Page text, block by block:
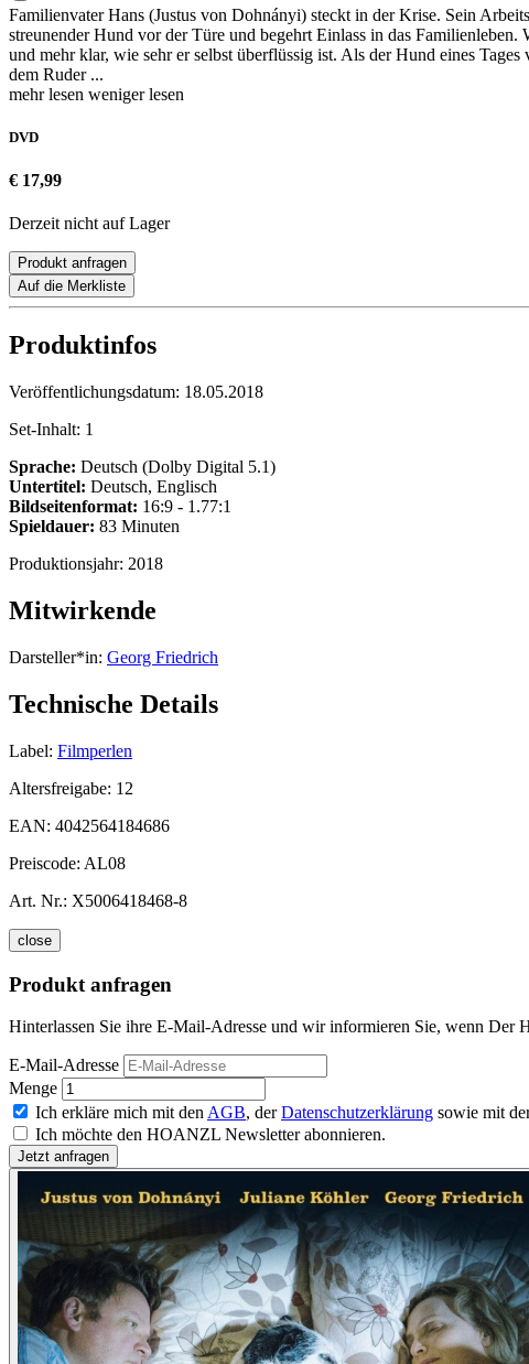
Familienvater Hans (Justus von Dohnányi) steckt in der Krise. Sein
streunender Hund vor der Türe und begehrt Einlass in das
und mehr klar, wie sehr er selbst überflüssig ist. Als der Hund eines
dem Ruder ...
mehr lesen weniger lesen
DVD
€ 17,99
Derzeit nicht auf Lager
Produkt anfragen
Auf die Merkliste
Produktinfos
Veröffentlichungsdatum: 18.05.2018
Set-Inhalt: 1
Sprache: Deutsch (Dolby Digital 5.1)
Untertitel: Deutsch, Englisch
Bildseitenformat: 16:9 - 1.77:1
Spieldauer: 83 Minuten
Produktionsjahr: 2018
Mitwirkende
Darsteller*in: Georg Friedrich
Technische Details
Label: Filmperlen
Altersfreigabe: 12
EAN: 4042564184686
Preiscode: AL08
Art. Nr.: X5006418468-8
close
Produkt anfragen
Hinterlassen Sie ihre E-Mail-Adresse und wir informieren Sie, wenn Der
E-Mail-Adresse
Menge
Ich erkläre mich mit den AGB, derDatenschutzerklärung sowie mit
Ich möchte den HOANZL Newsletter abonnieren.